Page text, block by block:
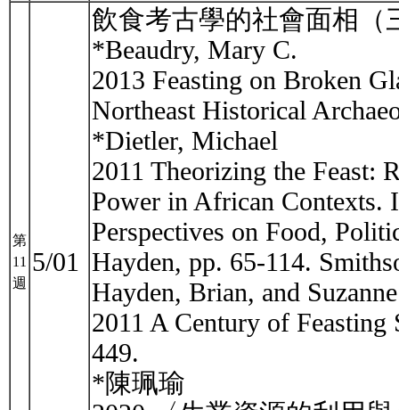
第
11
週
5/01
飲食考古學的社會面相（
*Beaudry, Mary C.
2013 Feasting on Broken
Northeast Historical
*Dietler, Michael
2011 Theorizing the Feast:
Power in African Contexts.
Perspectives on Food,
Hayden, pp. 65-114.
Hayden, Brian, and
2011 A Century of
449.
*陳珮瑜